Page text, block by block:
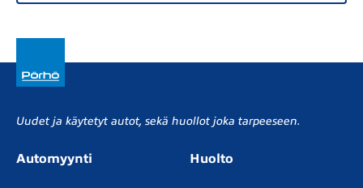
Uudet ja käytetyt autot, sekä huollot joka tarpeeseen.
Automyynti Huolto